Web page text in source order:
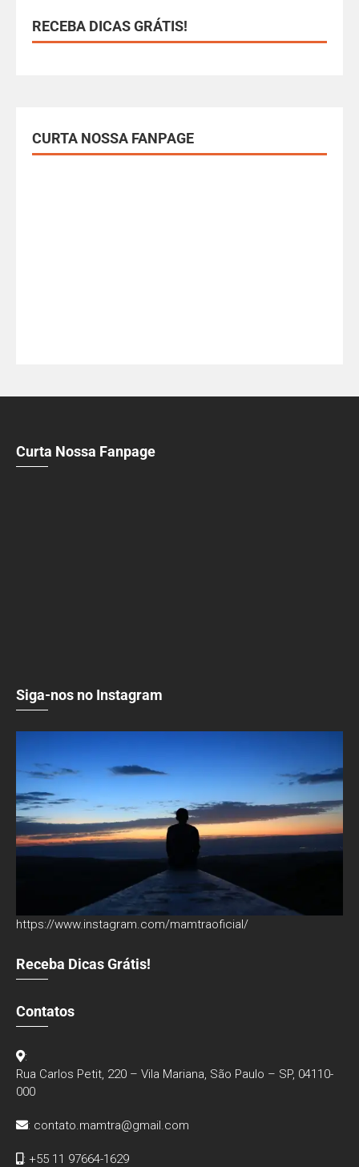
RECEBA DICAS GRÁTIS!
CURTA NOSSA FANPAGE
Curta Nossa Fanpage
Siga-nos no Instagram
https://www.instagram.com/mamtraoficial/
Receba Dicas Grátis!
Contatos
:
Rua Carlos Petit, 220 – Vila Mariana, São Paulo – SP, 04110-
000
: contato.mamtra@gmail.com
: +55 11 97664-1629